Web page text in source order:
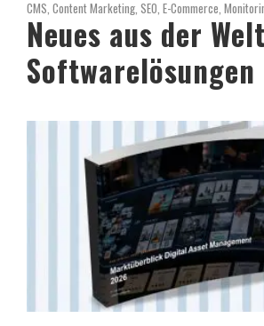
CMS, Content Marketing, SEO, E-Commerce,
Neues aus der
Softwarelösungen